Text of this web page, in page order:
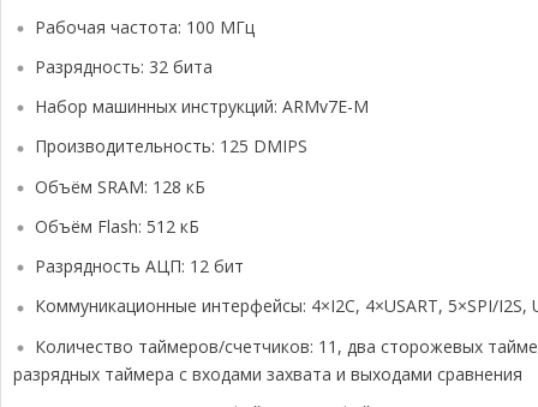
Рабочая частота: 100 МГц
Разрядность: 32 бита
Набор машинных инструкций: ARMv7E-M
Производительность: 125 DMIPS
Объём SRAM: 128 кБ
Объём Flash: 512 кБ
Разрядность АЦП: 12 бит
Коммуникационные интерфейсы: 4×I2C, 4×USART, 5×SPI/I2S,
Количество таймеров/счетчиков: 11, два сторожевых
разрядных таймера с входами захвата и выходами сравнения